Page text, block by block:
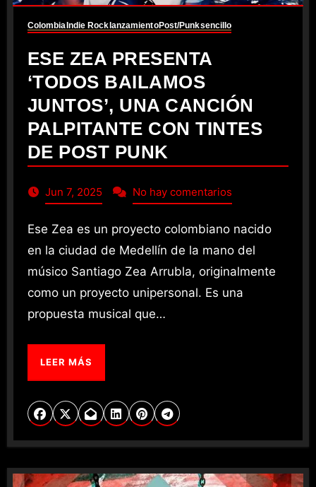
ColombiaIndie RocklanzamientoPost/Punksencillo
ESE ZEA PRESENTA
‘TODOS BAILAMOS
JUNTOS’, UNA CANCIÓN
PALPITANTE CON TINTES
DE POST PUNK
Jun 7, 2025 No hay comentarios
Ese Zea es un proyecto colombiano nacido
en la ciudad de Medellín de la mano del
músico Santiago Zea Arrubla, originalmente
como un proyecto unipersonal. Es una
propuesta musical que…
LEER MÁS